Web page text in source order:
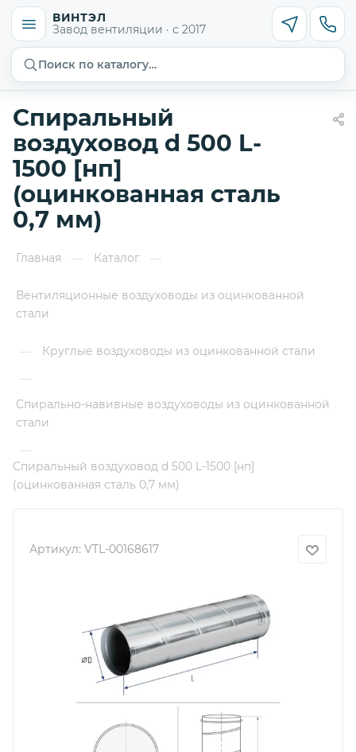
ВИНТЭЛ
Завод вентиляции · с 2017
Поиск по каталогу…
Спиральный
воздуховод d 500 L-
1500 [нп]
(оцинкованная сталь
0,7 мм)
Главная — Каталог —
Вентиляционные воздуховоды из оцинкованной
стали
—
Круглые воздуховоды из оцинкованной стали
—
Спирально-навивные воздуховоды из оцинкованной
стали
—
Спиральный воздуховод d 500 L-1500 [нп]
(оцинкованная сталь 0,7 мм)
Артикул: VTL-00168617